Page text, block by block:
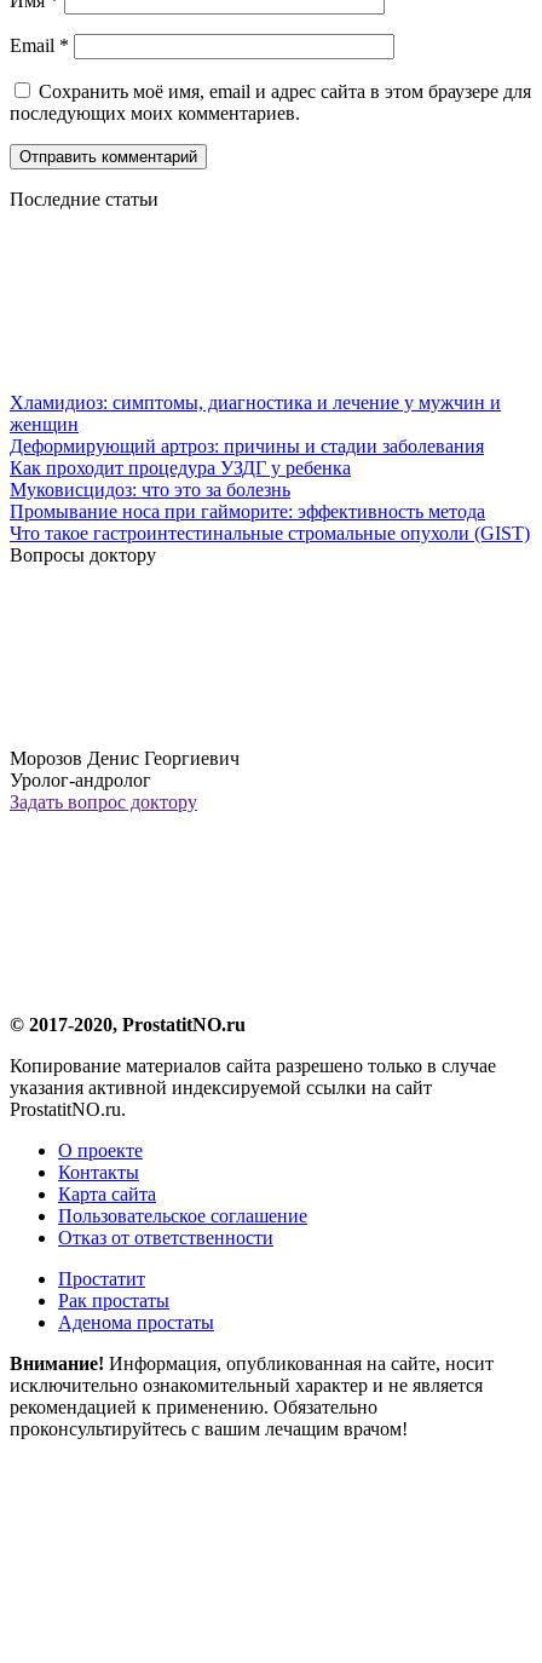
Email *
Сохранить моё имя, email и адрес сайта в этом браузере для
последующих моих комментариев.
Последние статьи
Хламидиоз: симптомы, диагностика и лечение у мужчин и
женщин
Деформирующий артроз: причины и стадии заболевания
Как проходит процедура УЗДГ у ребенка
Муковисцидоз: что это за болезнь
Промывание носа при гайморите: эффективность метода
Что такое гастроинтестинальные стромальные опухоли (GIST)
Вопросы доктору
Морозов Денис Георгиевич
Уролог-андролог
Задать вопрос доктору
© 2017-2020, ProstatitNO.ru
Копирование материалов сайта разрешено только в случае
указания активной индексируемой ссылки на сайт
ProstatitNO.ru.
О проекте
Контакты
Карта сайта
Пользовательское соглашение
Отказ от ответственности
Простатит
Рак простаты
Аденома простаты
Внимание! Информация, опубликованная на сайте, носит
исключительно ознакомительный характер и не является
рекомендацией к применению. Обязательно
проконсультируйтесь с вашим лечащим врачом!